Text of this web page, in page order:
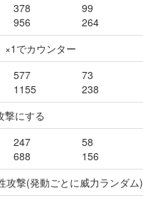
378
956
99
264
×1でカウンター
577
1155
73
238
撃にする
247
688
58
156
攻撃(発動ごとに威力ランダム)